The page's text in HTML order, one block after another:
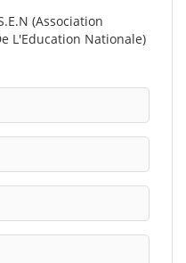
(Association
L'Education Nationale)